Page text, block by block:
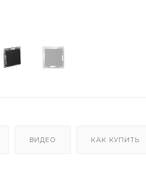
ВИДЕО КАК КУПИТЬ